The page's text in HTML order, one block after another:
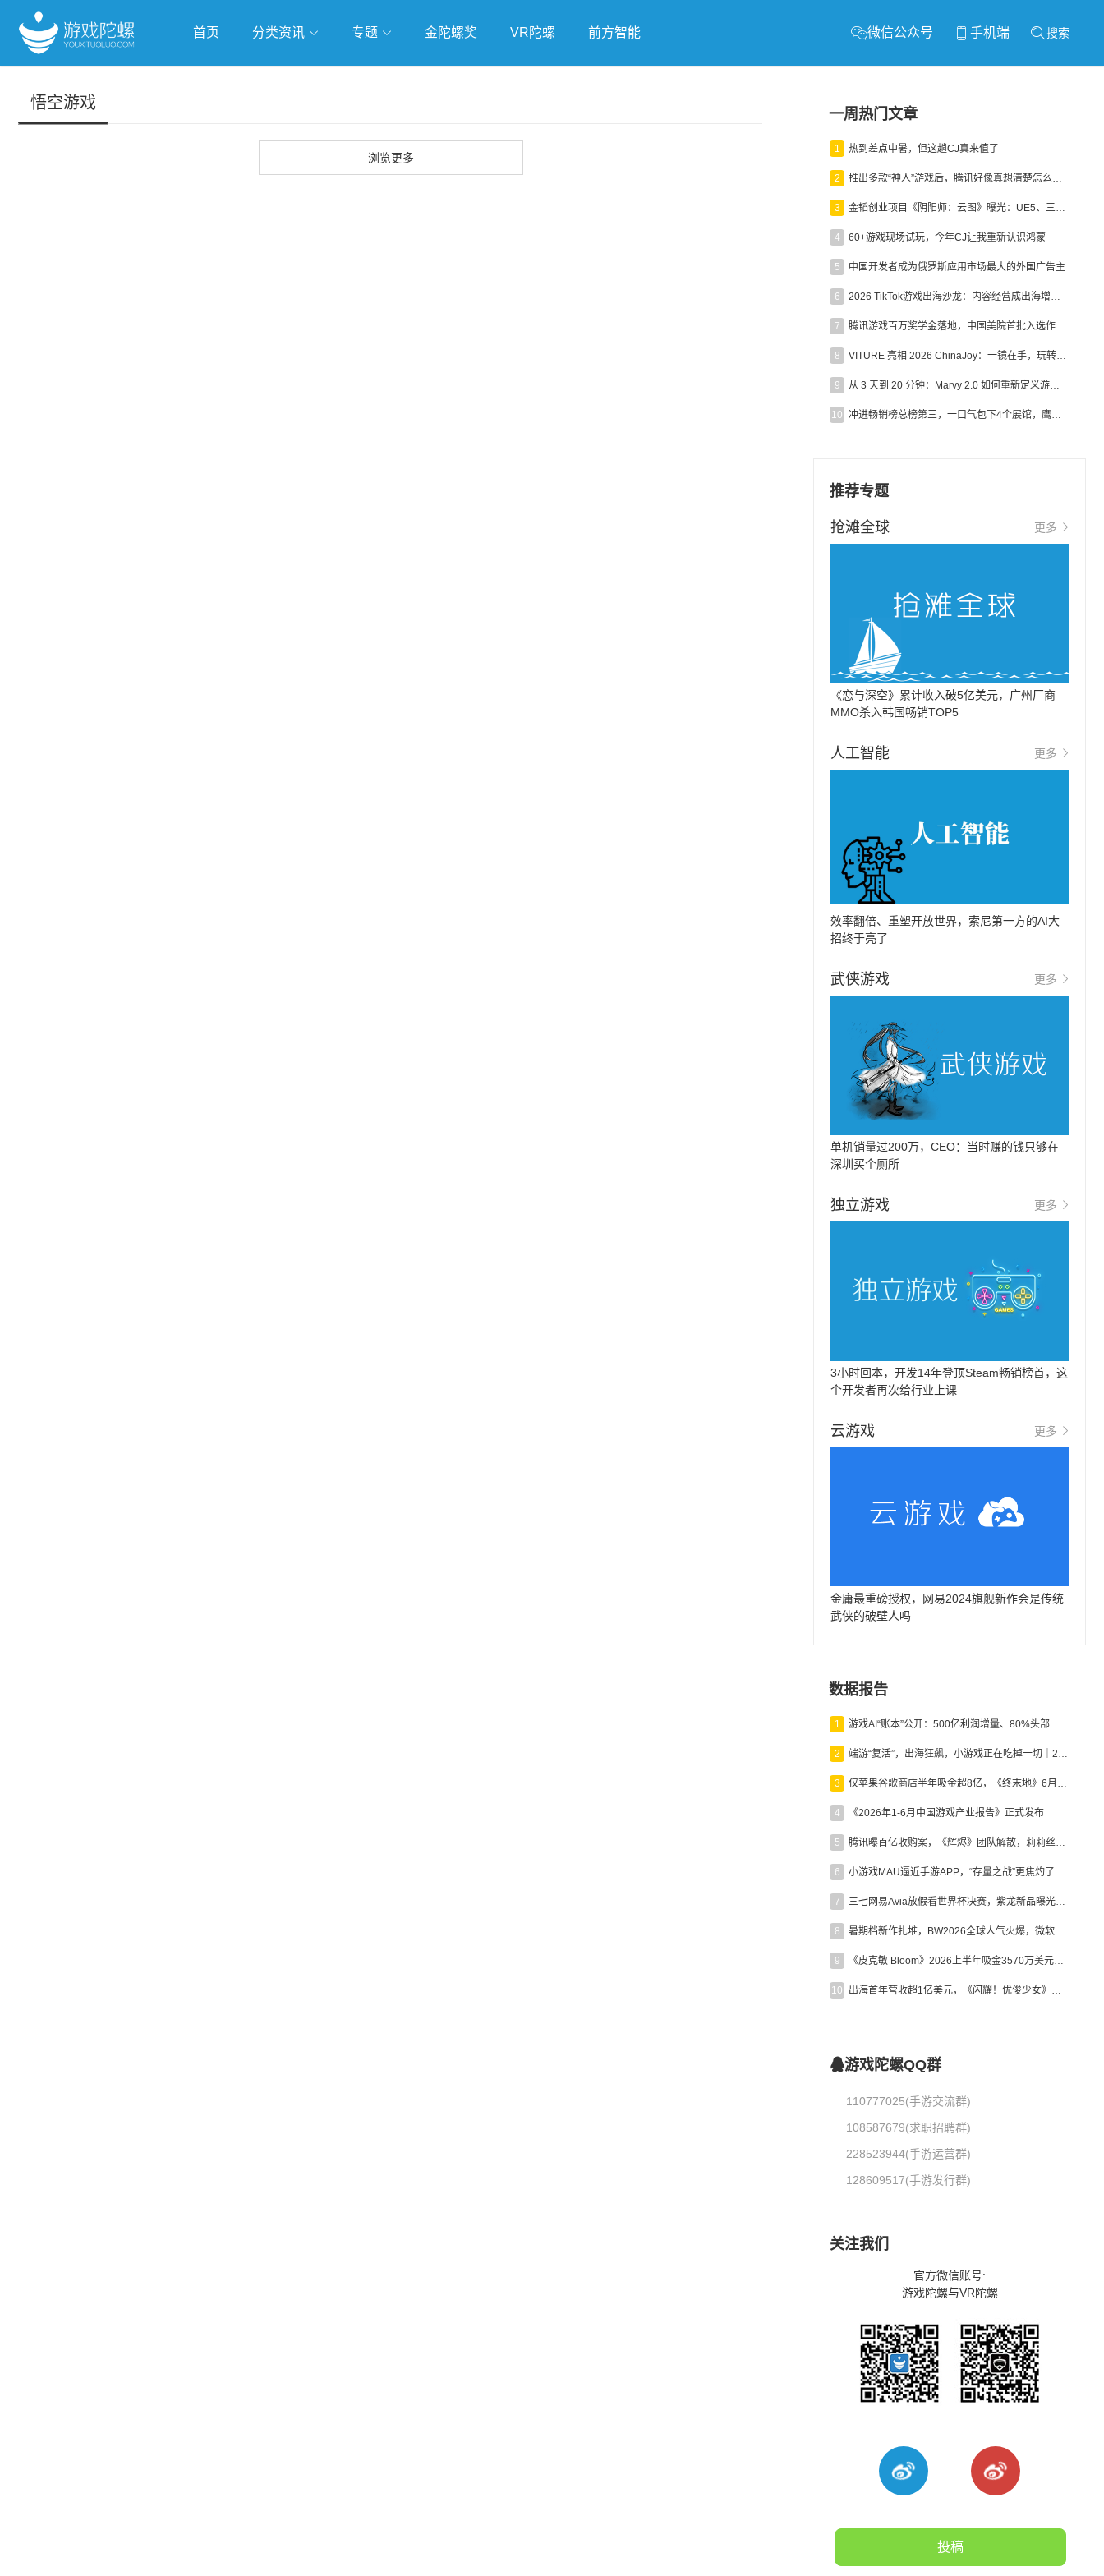
首页 分类资讯 专题 金陀螺奖 VR陀螺 前方智能 微信公众号 手机端 搜索
悟空游戏
浏览更多
一周热门文章
1 热到差点中暑，但这趟CJ真来值了
2 推出多款“神人”游戏后，腾讯好像真想清楚怎么做二次元了
3 金韬创业项目《阴阳师：云图》曝光：UE5、三端互通、ARPG
4 60+游戏现场试玩，今年CJ让我重新认识鸿蒙
5 中国开发者成为俄罗斯应用市场最大的外国广告主
6 2026 TikTok游戏出海沙龙：内容经营成出海增长新引擎
7 腾讯游戏百万奖学金落地，中国美院首批入选作品获业内关注
8 VITURE 亮相 2026 ChinaJoy：一镜在手，玩转全场！
9 从 3 天到 20 分钟：Marvy 2.0 如何重新定义游戏出海营销效率？
10 冲进畅销榜总榜第三，一口气包下4个展馆，鹰角把嘉年华做爆了
推荐专题
抢滩全球 更多
《恋与深空》累计收入破5亿美元，广州厂商
MMO杀入韩国畅销TOP5
人工智能 更多
效率翻倍、重塑开放世界，索尼第一方的AI大
招终于亮了
武侠游戏 更多
单机销量过200万，CEO：当时赚的钱只够在
深圳买个厕所
独立游戏 更多
3小时回本，开发14年登顶Steam畅销榜首，这
个开发者再次给行业上课
云游戏 更多
金庸最重磅授权，网易2024旗舰新作会是传统
武侠的破壁人吗
数据报告
1 游戏AI“账本”公开：500亿利润增量、80%头部入局，谁在闷声发财？
2 端游“复活”，出海狂飙，小游戏正在吃掉一切｜2026上半年产业报告
3 仅苹果谷歌商店半年吸金超8亿，《终末地》6月份收入显著回暖
4 《2026年1-6月中国游戏产业报告》正式发布
5 腾讯曝百亿收购案，《辉烬》团队解散，莉莉丝新作曝光｜陀螺周报
6 小游戏MAU逼近手游APP，“存量之战”更焦灼了
7 三七网易Avia放假看世界杯决赛，紫龙新品曝光，米哈游新作上线 | 陀螺周报
8 暑期档新作扎堆，BW2026全球人气火爆，微软XBOX大裁员|陀螺周报
9 《皮克敏 Bloom》2026上半年吸金3570万美元，中国台湾成最大市场
10 出海首年营收超1亿美元，《闪耀！优俊少女》美国市场占比达七成
游戏陀螺QQ群
110777025(手游交流群)
108587679(求职招聘群)
228523944(手游运营群)
128609517(手游发行群)
关注我们
官方微信账号:
游戏陀螺与VR陀螺
投稿